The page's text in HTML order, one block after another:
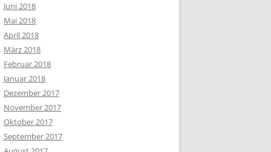
Juni 2018
Mai 2018
April 2018
März 2018
Februar 2018
Januar 2018
Dezember 2017
November 2017
Oktober 2017
September 2017